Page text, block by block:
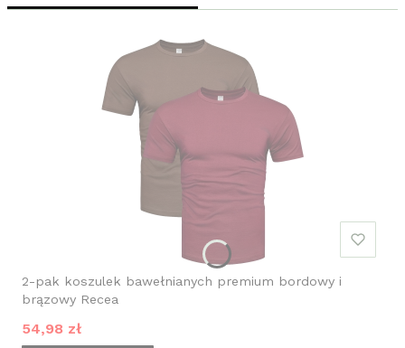
2-pak koszulek bawełnianych premium bordowy i
brązowy Recea
Cena promocyjna
54,98 zł